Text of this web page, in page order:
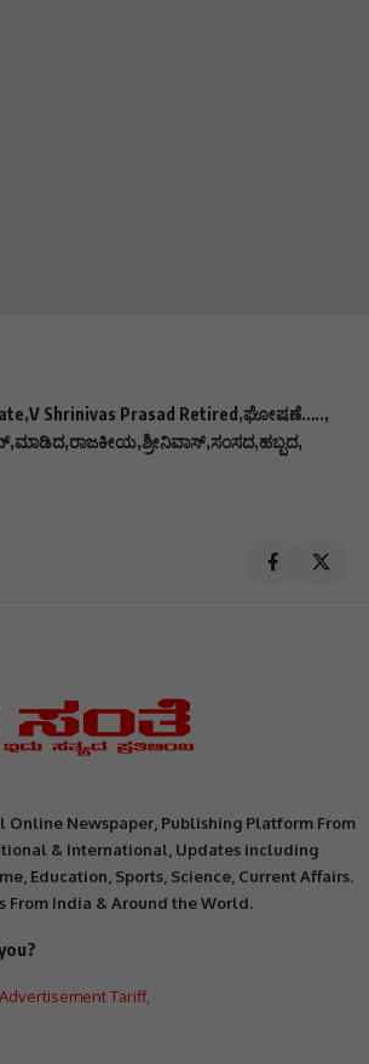
V Shrinivas Prasad Retired ಘೋಷಣೆ…..
ಮಾಡಿದ ರಾಜಕೀಯ ಶ್ರೀನಿವಾಸ್ ಸಂಸದ ಹಬ್ಬದ
Online Newspaper, Publishing Platform From
& International, Updates including
Education, Sports, Science, Current Affairs.
From India & Around the World.
Advertisement Tariff,